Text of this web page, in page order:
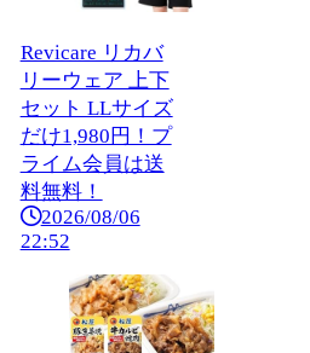
Revicare リカバ
リーウェア 上下
セット LLサイズ
だけ1,980円！プ
ライム会員は送
料無料！
2026/08/06
22:52